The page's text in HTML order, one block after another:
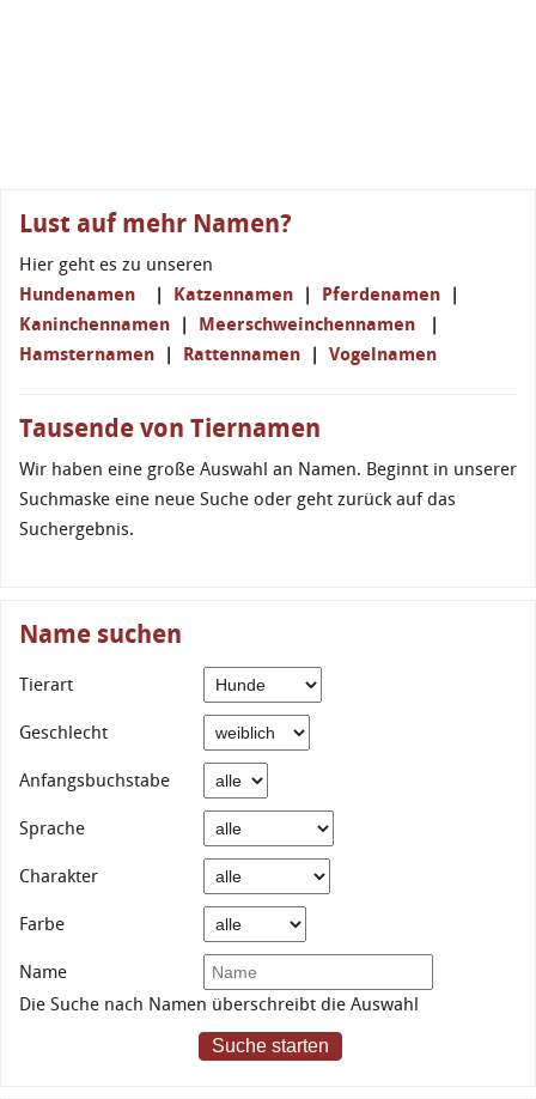
Lust auf mehr Namen?
Hier geht es zu unseren
Hundenamen | Katzennamen | Pferdenamen |
Kaninchennamen | Meerschweinchennamen |
Hamsternamen | Rattennamen | Vogelnamen
Tausende von Tiernamen
Wir haben eine große Auswahl an Namen. Beginnt in unserer
Suchmaske eine neue Suche oder geht zurück auf das
Suchergebnis.
Name suchen
Tierart
Geschlecht
Anfangsbuchstabe
Sprache
Charakter
Farbe
Name
Die Suche nach Namen überschreibt die Auswahl
Suche starten